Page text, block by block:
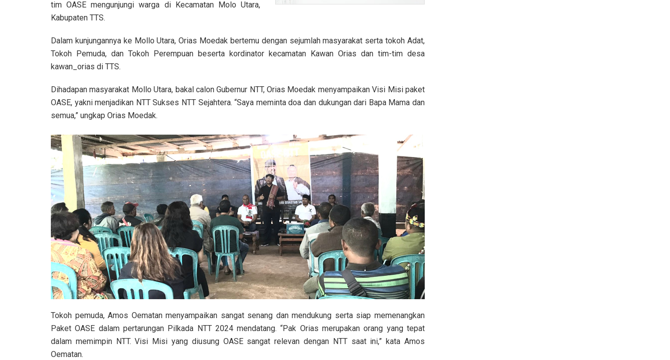
tim OASE mengunjungi warga di Kecamatan Molo Utara,
Kabupaten TTS.
Dalam kunjungannya ke Mollo Utara, Orias Moedak bertemu dengan sejumlah masyarakat serta tokoh Adat,
Tokoh Pemuda, dan Tokoh Perempuan beserta kordinator kecamatan Kawan Orias dan tim-tim desa
kawan_orias di TTS.
Dihadapan masyarakat Mollo Utara, bakal calon Gubernur NTT, Orias Moedak menyampaikan Visi Misi paket
OASE, yakni menjadikan NTT Sukses NTT Sejahtera. “Saya meminta doa dan dukungan dari Bapa Mama dan
semua,” ungkap Orias Moedak.
Tokoh pemuda, Amos Oematan menyampaikan sangat senang dan mendukung serta siap memenangkan
Paket OASE dalam pertarungan Pilkada NTT 2024 mendatang. “Pak Orias merupakan orang yang tepat
dalam memimpin NTT. Visi Misi yang diusung OASE sangat relevan dengan NTT saat ini,” kata Amos
Oematan.